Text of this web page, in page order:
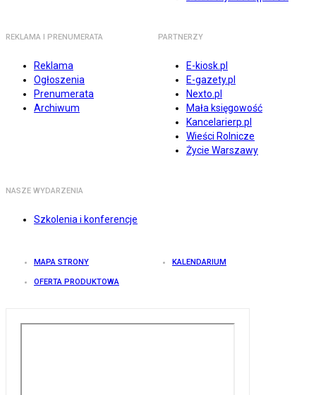
REKLAMA I PRENUMERATA
Reklama
Ogłoszenia
Prenumerata
Archiwum
PARTNERZY
E-kiosk.pl
E-gazety.pl
Nexto.pl
Mała księgowość
Kancelarierp.pl
Wieści Rolnicze
Życie Warszawy
NASZE WYDARZENIA
Szkolenia i konferencje
MAPA STRONY KALENDARIUM
OFERTA PRODUKTOWA